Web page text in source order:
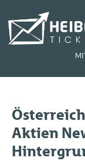
Aktien